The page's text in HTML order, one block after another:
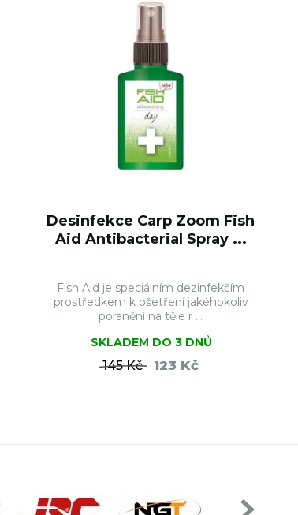
Desinfekce Carp Zoom Fish
Aid Antibacterial Spray ...
Fish Aid je speciálním dezinfekčím
prostředkem k ošetření jakéhokoliv
poranění na těle r ...
SKLADEM DO 3 DNŮ
145 Kč 123 Kč